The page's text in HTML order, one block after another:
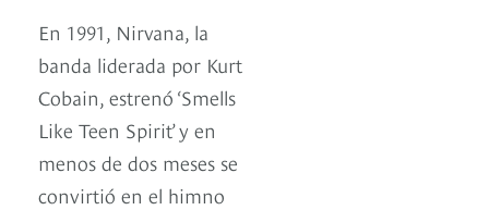
En 1991, Nirvana, la
banda liderada por Kurt
Cobain, estrenó ‘Smells
Like Teen Spirit’ y en
menos de dos meses se
convirtió en el himno